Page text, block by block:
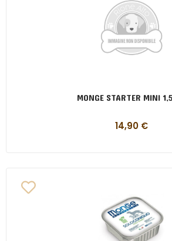
MONGE STARTER MINI
14,90 €